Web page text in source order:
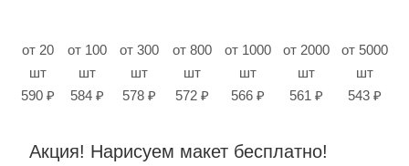
от 20
шт
590 ₽
от 100
шт
584 ₽
от 300
шт
578 ₽
от 800
шт
572 ₽
от 1000
шт
566 ₽
от 2000
шт
561 ₽
от 5000
шт
543 ₽
Акция! Нарисуем макет бесплатно!